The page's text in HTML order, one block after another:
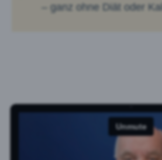
– ganz ohne Diät oder